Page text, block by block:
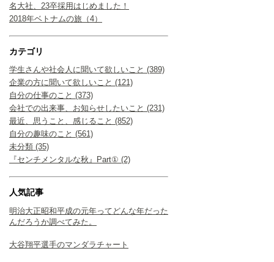
名大社、23卒採用はじめました！
2018年ベトナムの旅（4）
カテゴリ
学生さんや社会人に聞いて欲しいこと (389)
企業の方に聞いて欲しいこと (121)
自分の仕事のこと (373)
会社での出来事、お知らせしたいこと (231)
最近、思うこと、感じること (852)
自分の趣味のこと (561)
未分類 (35)
『センチメンタルな秋』Part① (2)
人気記事
明治大正昭和平成の元年ってどんな年だった
んだろうか調べてみた。
大谷翔平選手のマンダラチャート